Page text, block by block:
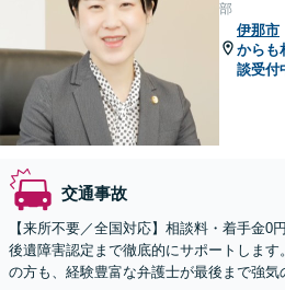
部
伊那市
からも
談受付
交通事故
【来所不要／全国対応】相談料・着手金0
後遺障害認定まで徹底的にサポートします
の方も、経験豊富な弁護士が最後まで強